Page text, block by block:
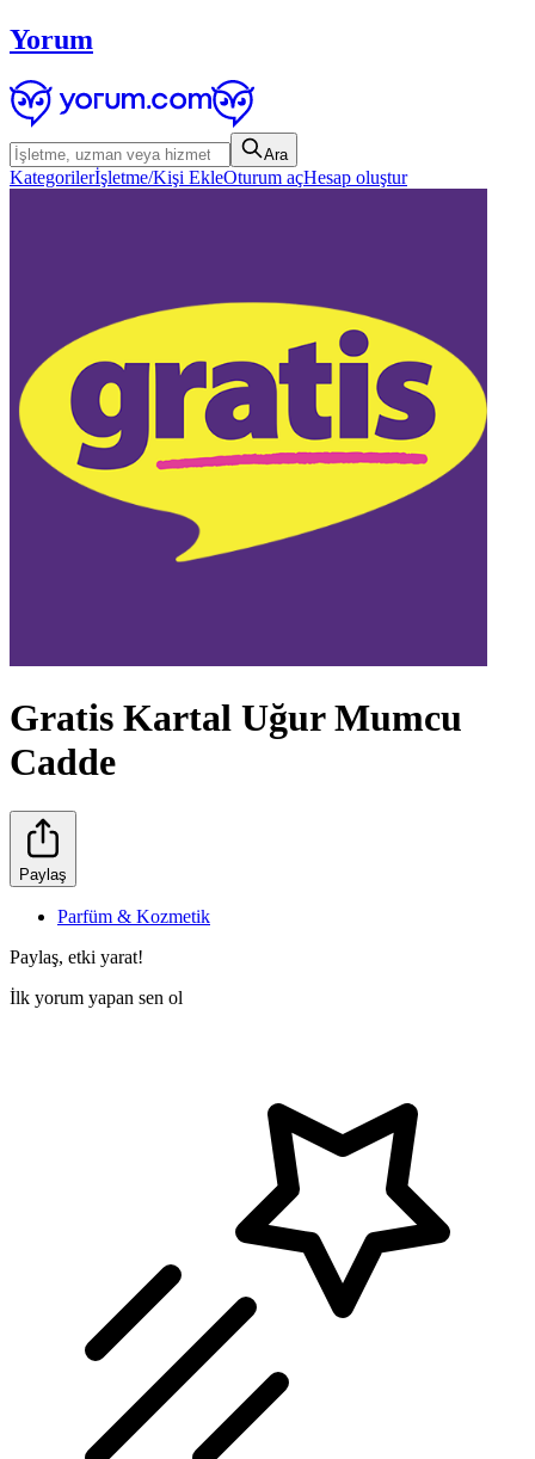
Yorum
Ara
Kategorilerİşletme/Kişi EkleOturum açHesap oluştur
Gratis Kartal Uğur Mumcu
Cadde
Paylaş
Parfüm & Kozmetik
Paylaş, etki yarat!
İlk yorum yapan sen ol